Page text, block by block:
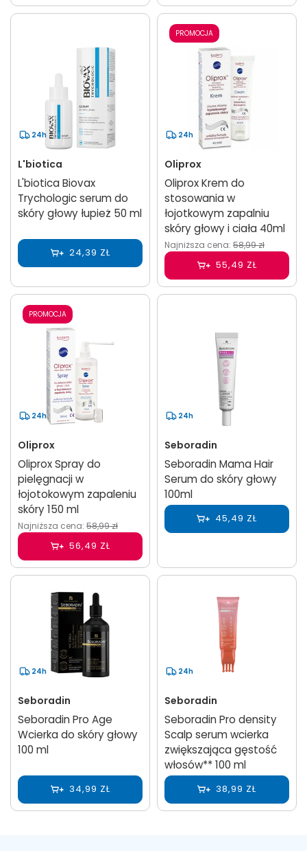
24h
L'biotica
L'biotica Biovax
Trychologic serum do
skóry głowy łupież 50 ml
24,39 ZŁ
PROMOCJA
24h
Oliprox
Oliprox Krem do
stosowania w
łojotkowym zapalniu
skóry głowy i ciała 40ml
Najniższa cena: 58,99 zł
55,49 ZŁ
PROMOCJA
24h
Oliprox
Oliprox Spray do
pielęgnacji w
łojotokowym zapaleniu
skóry 150 ml
Najniższa cena: 58,99 zł
56,49 ZŁ
24h
Seboradin
Seboradin Mama Hair
Serum do skóry głowy
100ml
45,49 ZŁ
24h
Seboradin
Seboradin Pro Age
Wcierka do skóry głowy
100 ml
34,99 ZŁ
24h
Seboradin
Seboradin Pro density
Scalp serum wcierka
zwiększająca gęstość
włosów** 100 ml
38,99 ZŁ